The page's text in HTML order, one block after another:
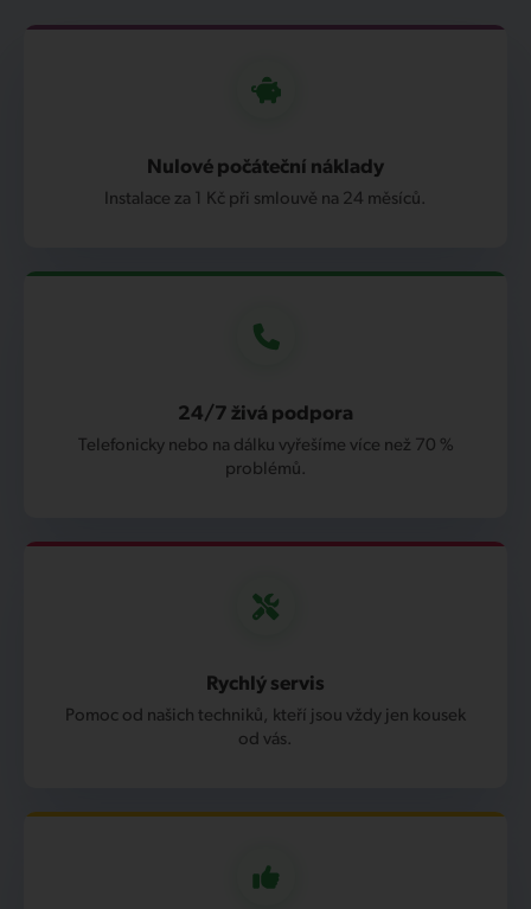
Nulové počáteční náklady
Instalace za 1 Kč při smlouvě na 24 měsíců.
24/7 živá podpora
Telefonicky nebo na dálku vyřešíme více než 70 %
problémů.
Rychlý servis
Pomoc od našich techniků, kteří jsou vždy jen kousek
od vás.